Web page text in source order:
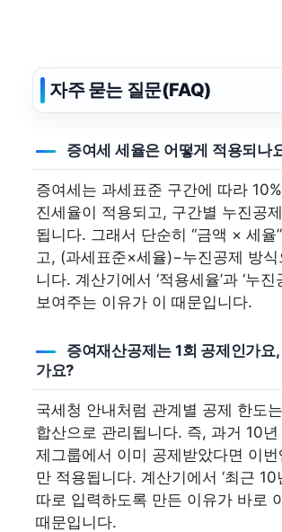
자주 묻는 질문(FAQ)
증여세 세율은 어떻게 적용되나
증여세는 과세표준 구간에 따라
진세율이 적용되고, 구간별 누진공
됩니다. 그래서 단순히 “금액 × 세율
고, (과세표준×세율)−누진공제 방식
니다. 계산기에서 ‘적용세율’과 ‘누진
보여주는 이유가 이 때문입니다.
증여재산공제는 1회 공제인가요
가요?
국세청 안내처럼 관계별 공제 한도는
합산으로 관리됩니다. 즉, 과거 10
제그룹에서 이미 공제받았다면 이
만 적용됩니다. 계산기에서 ‘최근 10
따로 입력하도록 만든 이유가 바로
때문입니다.